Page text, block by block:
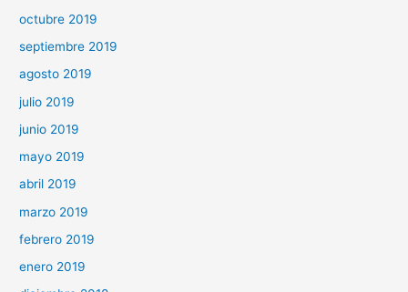
octubre 2019
septiembre 2019
agosto 2019
julio 2019
junio 2019
mayo 2019
abril 2019
marzo 2019
febrero 2019
enero 2019